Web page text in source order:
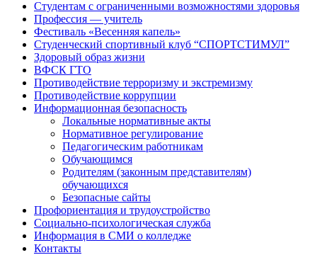
Студентам с ограниченными возможностями здоровья
Профессия — учитель
Фестиваль «Весенняя капель»
Студенческий спортивный клуб “СПОРТСТИМУЛ”
Здоровый образ жизни
ВФСК ГТО
Противодействие терроризму и экстремизму
Противодействие коррупции
Информационная безопасность
Локальные нормативные акты
Нормативное регулирование
Педагогическим работникам
Обучающимся
Родителям (законным представителям)
обучающихся
Безопасные сайты
Профориентация и трудоустройство
Социально-психологическая служба
Информация в СМИ о колледже
Контакты